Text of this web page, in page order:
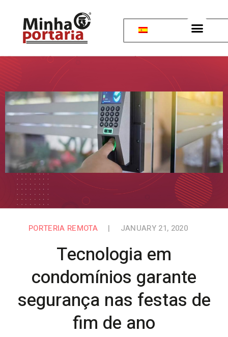
PORTERIA REMOTA | JANUARY 21, 2020
Tecnologia em
condomínios garante
segurança nas festas de
fim de ano